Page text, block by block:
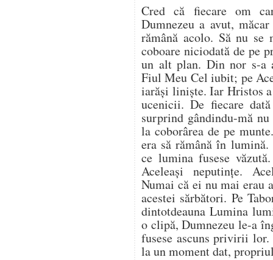
Cred că fiecare om
Dumnezeu a avut,
rămână acolo. Să nu
coboare niciodată de pe
un alt plan. Din nor s-a
Fiul Meu Cel iubit; pe
iarăși liniște. Iar Hristos
ucenicii. De fiecare
surprind gândindu-mă
la coborârea de pe
era să rămână în lumină.
ce lumina fusese
Aceleași neputințe.
Numai că ei nu mai erau
acestei sărbători. Pe
dintotdeauna Lumina
o clipă, Dumnezeu le-a
fusese ascuns privirii
la un moment dat,